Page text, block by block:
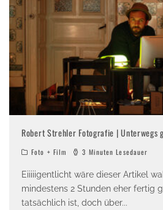
Robert Strehler Fotografie | Unterwegs
Foto + Film 3 Minuten Lesedauer
Eiiiiigentlicht wäre dieser Artikel
mindestens 2 Stunden eher fertig
tatsächlich ist, doch über...